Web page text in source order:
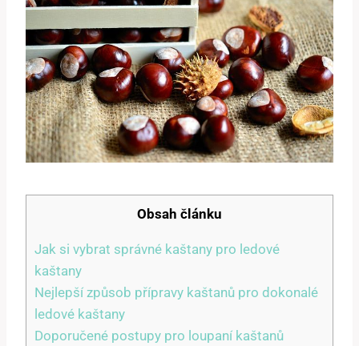
Obsah článku
Jak⁣ si vybrat správné kaštany pro ledové
kaštany
Nejlepší⁤ způsob přípravy kaštanů pro dokonalé
ledové kaštany
Doporučené postupy pro loupaní kaštanů